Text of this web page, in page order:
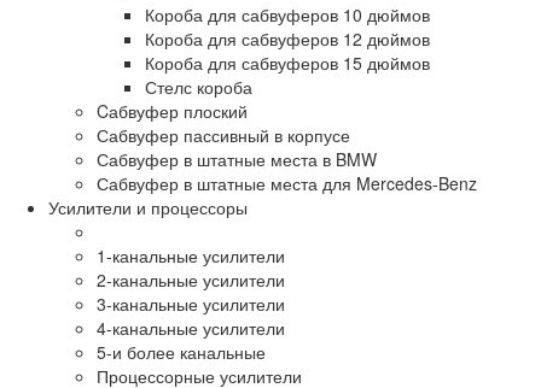
Короба для сабвуферов 10 дюймов
Короба для сабвуферов 12 дюймов
Короба для сабвуферов 15 дюймов
Стелс короба
Cабвуфер плоский
Сабвуфер пассивный в корпусе
Сабвуфер в штатные места в BMW
Сабвуфер в штатные места для Mercedes-Benz
Усилители и процессоры
1-канальные усилители
2-канальные усилители
3-канальные усилители
4-канальные усилители
5-и более канальные
Процессорные усилители